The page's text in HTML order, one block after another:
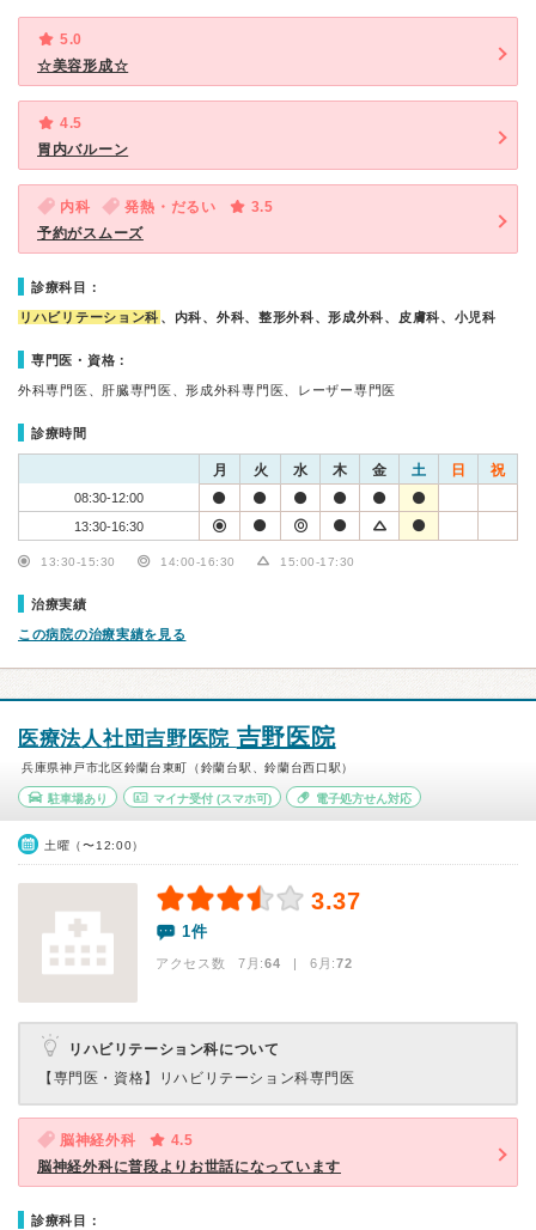
5.0
☆美容形成☆
4.5
胃内バルーン
内科 発熱・だるい
3.5
予約がスムーズ
診療科目：
リハビリテーション科 、内科、外科、整形外科、形成外科、皮膚科、小児科
専門医・資格：
外科専門医、肝臓専門医、形成外科専門医、レーザー専門医
診療時間
月 火 水 木 金 土 日 祝
08:30-12:00
13:30-16:30
13:30-15:30 14:00-16:30 15:00-17:30
治療実績
この病院の治療実績を見る
医療法人社団吉野医院 吉野医院
兵庫県神戸市北区鈴蘭台東町（鈴蘭台駅、鈴蘭台西口駅）
駐車場あり マイナ受付(スマホ可) 電子処方せん対応
土曜（〜12:00）
3.37
1件
アクセス数 7月:64 | 6月:72
リハビリテーション科について
【専門医・資格】
リハビリテーション科専門医
脳神経外科
4.5
脳神経外科に普段よりお世話になっています
診療科目：